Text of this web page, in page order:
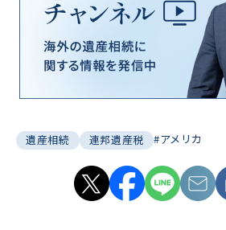
遺産相続 連邦遺産税 #アメリカ